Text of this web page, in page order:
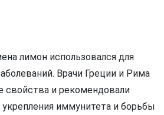
лимон использовался для
Врачи Греции и Рима
свойства и рекомендовали
укрепления иммунитета и борьбы